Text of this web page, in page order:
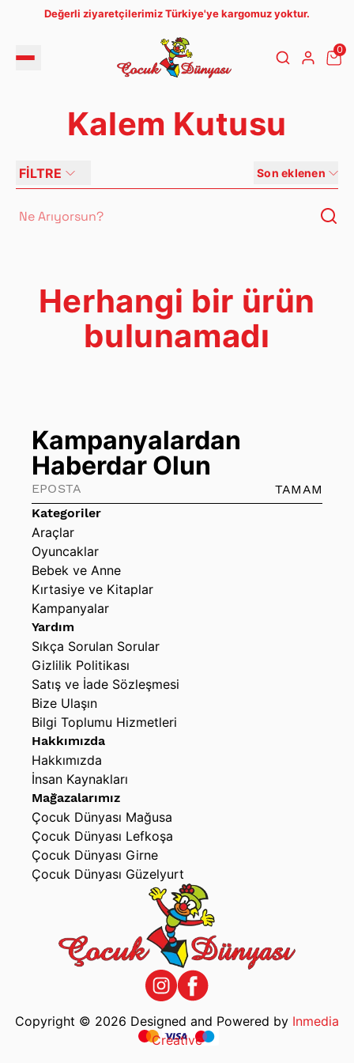
Değerli ziyaretçilerimiz Türkiye'ye kargomuz yoktur.
0
Kalem Kutusu
FİLTRE Son eklenen
Herhangi bir ürün
bulunamadı
Kategoriler
Araçlar
Oyuncaklar
Bebek ve Anne
Kırtasiye ve Kitaplar
Kampanyalar
Yardım
Sıkça Sorulan Sorular
Gizlilik Politikası
Satış ve İade Sözleşmesi
Bize Ulaşın
Bilgi Toplumu Hizmetleri
Hakkımızda
Hakkımızda
İnsan Kaynakları
Mağazalarımız
Çocuk Dünyası Mağusa
Çocuk Dünyası Lefkoşa
Çocuk Dünyası Girne
Çocuk Dünyası Güzelyurt
Kampanyalardan
Haberdar Olun
TAMAM
Copyright © 2026 Designed and Powered by Inmedia
Creative